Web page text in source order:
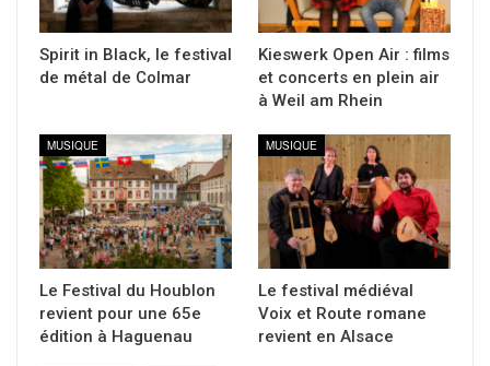
Spirit in Black, le festival
de métal de Colmar
Kieswerk Open Air : films
et concerts en plein air
à Weil am Rhein
MUSIQUE
Le Festival du Houblon
revient pour une 65e
édition à Haguenau
MUSIQUE
Le festival médiéval
Voix et Route romane
revient en Alsace